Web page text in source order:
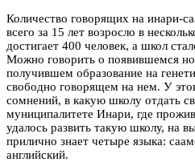
Количество говорящих на инари-
всего за 15 лет возросло в
достигает 400 человек, а школ
Можно говорить о появившемся
получившем образование на
свободно говорящем на нем. У
сомнений, в какую школу отдать
муниципалитете Инари, где
удалось развить такую школу, на
прилично знает четыре языка:
английский.